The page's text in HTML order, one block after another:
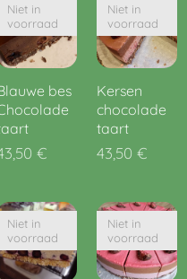
bes
Niet in
voorraad
€
Kersen
chocolade
taart
Niet in
voorraad
43,50 €
Niet in
voorraad
Niet in
voorraad